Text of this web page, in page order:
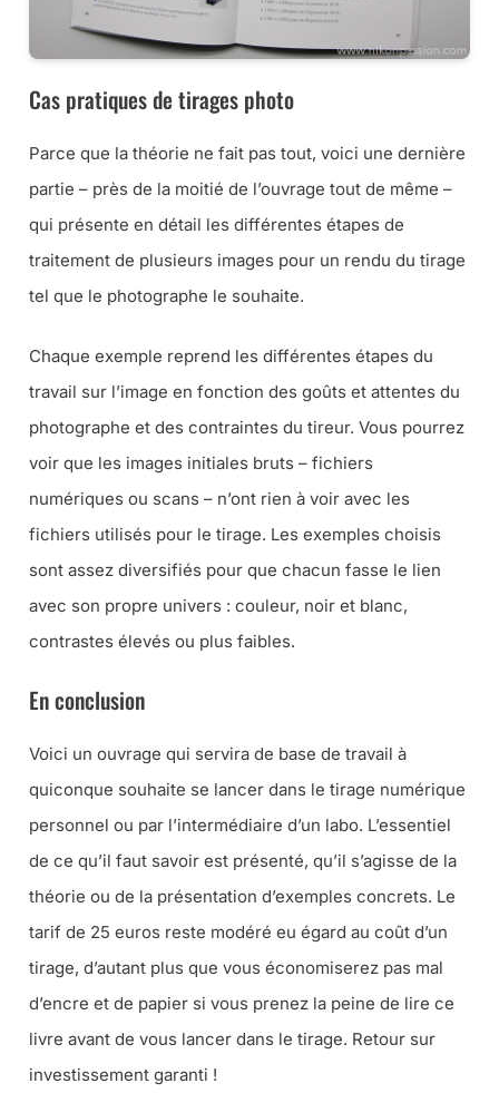
Cas pratiques de tirages photo
Parce que la théorie ne fait pas tout, voici une dernière
partie – près de la moitié de l’ouvrage tout de même –
qui présente en détail les différentes étapes de
traitement de plusieurs images pour un rendu du tirage
tel que le photographe le souhaite.
Chaque exemple reprend les différentes étapes du
travail sur l’image en fonction des goûts et attentes du
photographe et des contraintes du tireur. Vous pourrez
voir que les images initiales bruts – fichiers
numériques ou scans – n’ont rien à voir avec les
fichiers utilisés pour le tirage. Les exemples choisis
sont assez diversifiés pour que chacun fasse le lien
avec son propre univers : couleur, noir et blanc,
contrastes élevés ou plus faibles.
En conclusion
Voici un ouvrage qui servira de base de travail à
quiconque souhaite se lancer dans le tirage numérique
personnel ou par l’intermédiaire d’un labo. L’essentiel
de ce qu’il faut savoir est présenté, qu’il s’agisse de la
théorie ou de la présentation d’exemples concrets. Le
tarif de 25 euros reste modéré eu égard au coût d’un
tirage, d’autant plus que vous économiserez pas mal
d’encre et de papier si vous prenez la peine de lire ce
livre avant de vous lancer dans le tirage. Retour sur
investissement garanti !